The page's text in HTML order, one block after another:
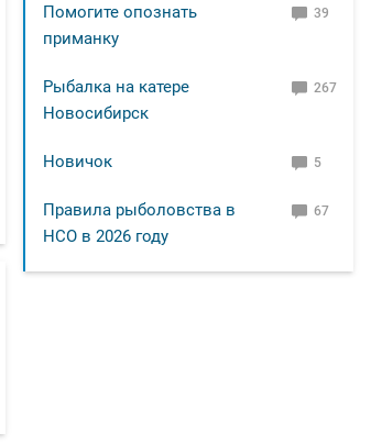
Помогите опознать
приманку
39
Рыбалка на катере
Новосибирск
267
Новичок 5
Правила рыболовства в
НСО в 2026 году
67